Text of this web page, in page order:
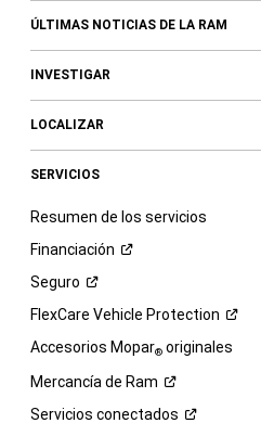
ÚLTIMAS NOTICIAS DE LA RAM
INVESTIGAR
LOCALIZAR
SERVICIOS
Resumen de los servicios
Financiación
Seguro
FlexCare Vehicle Protection
Accesorios Mopar®originales
Mercancía de Ram
Servicios conectados